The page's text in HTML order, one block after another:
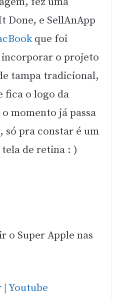
Done, e SellAnApp
que foi
incorporar o projeto
tampa tradicional,
fica o logo da
momento já passa
só pra constar é um
de retina : )
o Super Apple nas
| Youtube